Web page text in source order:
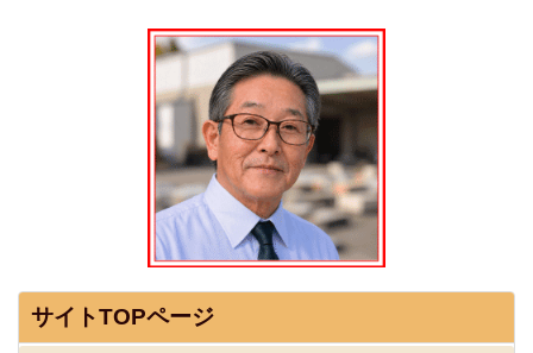
サイトTOPページ